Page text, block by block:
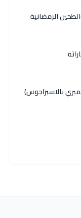
الرمضانية
بالاسبراجوس)